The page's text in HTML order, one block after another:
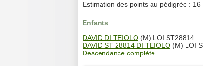
Estimation des points au pédigrée : 16
Enfants
DAVID DI TEIOLO (M) LOI ST28814
DAVID ST 28814 DI TEIOLO (M) LOI
Descendance complète...